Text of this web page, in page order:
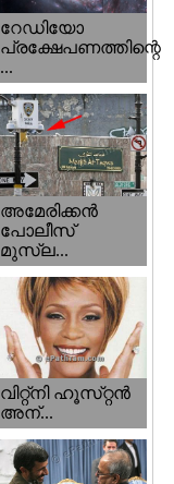
റേഡിയോ
പ്രക്ഷേപണത്തിന്റെ
...
അമേരിക്കന്‍
പോലീസ്‌
മുസ്ല...
വിറ്റ്‌നി ഹൂസ്‌റ്റന്‍
അന്...